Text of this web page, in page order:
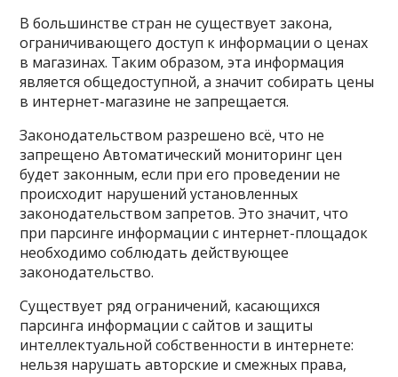
В большинстве стран не существует закона,
ограничивающего доступ к информации о ценах
в магазинах. Таким образом, эта информация
является общедоступной, а значит собирать цены
в интернет-магазине не запрещается.
Законодательством разрешено всё, что не
запрещено Автоматический мониторинг цен
будет законным, если при его проведении не
происходит нарушений установленных
законодательством запретов. Это значит, что
при парсинге информации с интернет-площадок
необходимо соблюдать действующее
законодательство.
Существует ряд ограничений, касающихся
парсинга информации с сайтов и защиты
интеллектуальной собственности в интернете:
нельзя нарушать авторские и смежных права,